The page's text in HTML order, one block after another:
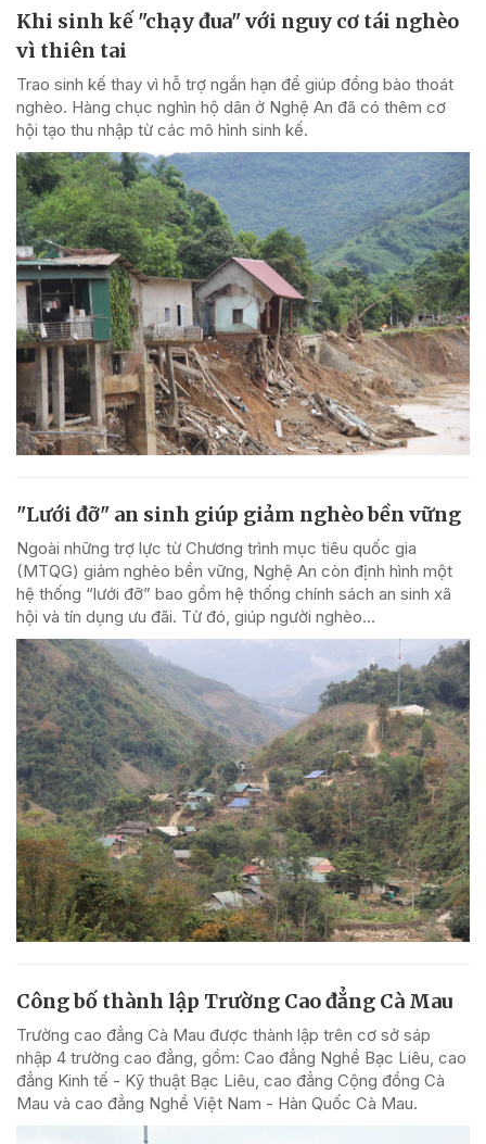
Khi sinh kế "chạy đua" với nguy cơ tái nghèo
vì thiên tai
Trao sinh kế thay vì hỗ trợ ngắn hạn để giúp đồng bào thoát
nghèo. Hàng chục nghìn hộ dân ở Nghệ An đã có thêm cơ
hội tạo thu nhập từ các mô hình sinh kế.
"Lưới đỡ" an sinh giúp giảm nghèo bền vững
Ngoài những trợ lực từ Chương trình mục tiêu quốc gia
(MTQG) giảm nghèo bền vững, Nghệ An còn định hình một
hệ thống “lưới đỡ” bao gồm hệ thống chính sách an sinh xã
hội và tín dụng ưu đãi. Từ đó, giúp người nghèo...
Công bố thành lập Trường Cao đẳng Cà Mau
Trường cao đẳng Cà Mau được thành lập trên cơ sở sáp
nhập 4 trường cao đẳng, gồm: Cao đẳng Nghề Bạc Liêu, cao
đẳng Kinh tế - Kỹ thuật Bạc Liêu, cao đẳng Cộng đồng Cà
Mau và cao đẳng Nghề Việt Nam - Hàn Quốc Cà Mau.